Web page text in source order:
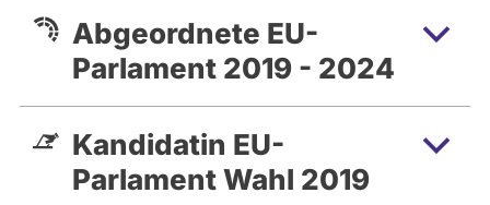
Abgeordnete EU-
Parlament 2019 - 2024
Kandidatin EU-
Parlament Wahl 2019